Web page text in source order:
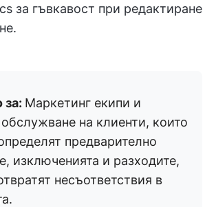
за гъвкавост при редактиране
за: Маркетинг екипи и
обслужване на клиенти, които
предварително
изключенията и разходите,
несъответствия в